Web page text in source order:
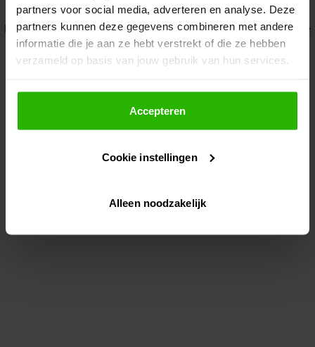
partners voor social media, adverteren en analyse. Deze
partners kunnen deze gegevens combineren met andere
informatie die je aan ze hebt verstrekt of die ze hebben
verzameld op basis van jouw gebruik van hun services.
Als je op "Accepteer" klikt, dan geef je Voordeeluitjes.nl
toestemming om cookies voor social media en
gepersonaliseerde advertenties te plaatsen.
Lees hier meer over in onsprivacybeleid
Via "Cookie instellingen" kun je ook zelf instellen welke
Accepteren
Cookie instellingen
Alleen noodzakelijk
Application error: a client-side exception has occurred while
loadingwww.voordeeluitjes.nl (see the browser console for more
information).